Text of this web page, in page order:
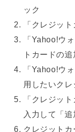
ック
「クレジッ
「Yahoo!ウ
トカードの
「Yahoo!ウ
用したいク
「クレジッ
入力して「
クレジット